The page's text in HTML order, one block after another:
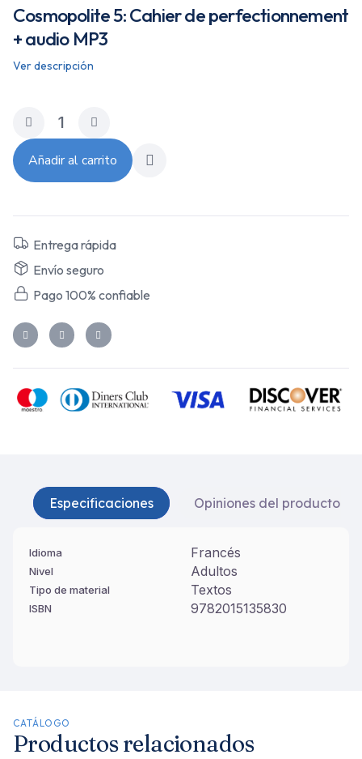
Cosmopolite 5: Cahier de perfectionnement
+ audio MP3
Ver descripción
Añadir al carrito
Entrega rápida
Envío seguro
Pago 100% confiable
Especificaciones Opiniones del producto
Idioma Francés
Nivel Adultos
Tipo de material Textos
ISBN 9782015135830
CATÁLOGO
Productos relacionados